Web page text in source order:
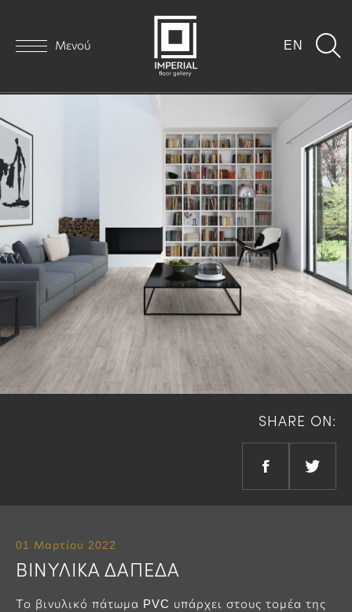
Μενού EN
SHARE ON:
01 Μαρτίου 2022
ΒΙΝΥΛΙΚΑ ΔΑΠΕΔΑ
Το βινυλικό πάτωμα PVC υπάρχει στους τομέα της